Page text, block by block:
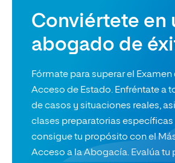
Conviértete en
abogado de
Fórmate para superar el Examen
Acceso de Estado. Enfréntate a
de casos y situaciones reales,
clases preparatorias específicas
consigue tu propósito con el
Acceso a la Abogacía. Evalúa tu